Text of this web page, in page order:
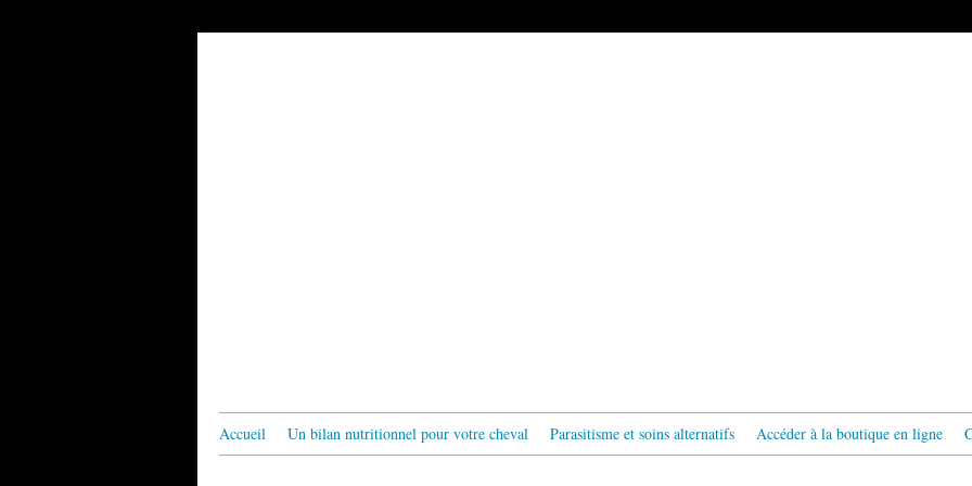
Accueil Un bilan nutritionnel pour votre cheval Parasitisme et soins alternatifs Accéder à la boutique en ligne